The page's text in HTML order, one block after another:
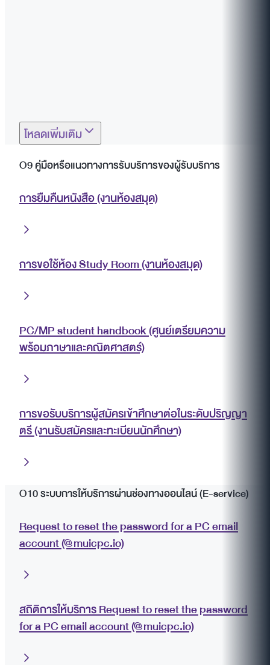
โหลดเพิ่มเติม
O9 คู่มือหรือแนวทางการรับบริการของผู้รับบริการ
การยืมคืนหนังสือ (งานห้องสมุด)
การขอใช้ห้อง Study Room (งานห้องสมุด)
PC/MP student handbook (ศูนย์เตรียมความ
พร้อมภาษาและคณิตศาสตร์)
การขอรับบริการผู้สมัครเข้าศึกษาต่อในระดับปริญญา
ตรี (งานรับสมัครและทะเบียนนักศึกษา)
O10 ระบบการให้บริการผ่านช่องทางออนไลน์ (E-service)
Request to reset the password for a PC email
account (@muicpc.io)
สถิติการให้บริการ Request to reset the password
for a PC email account (@muicpc.io)